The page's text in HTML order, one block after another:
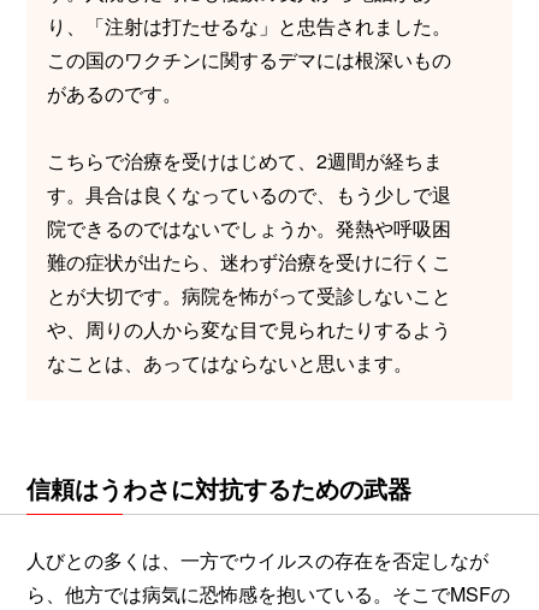
り、「注射は打たせるな」と忠告されました。
この国のワクチンに関するデマには根深いもの
があるのです。
こちらで治療を受けはじめて、2週間が経ちま
す。具合は良くなっているので、もう少しで退
院できるのではないでしょうか。発熱や呼吸困
難の症状が出たら、迷わず治療を受けに行くこ
とが大切です。病院を怖がって受診しないこと
や、周りの人から変な目で見られたりするよう
なことは、あってはならないと思います。
信頼はうわさに対抗するための武器
人びとの多くは、一方でウイルスの存在を否定しなが
ら、他方では病気に恐怖感を抱いている。そこでMSFの